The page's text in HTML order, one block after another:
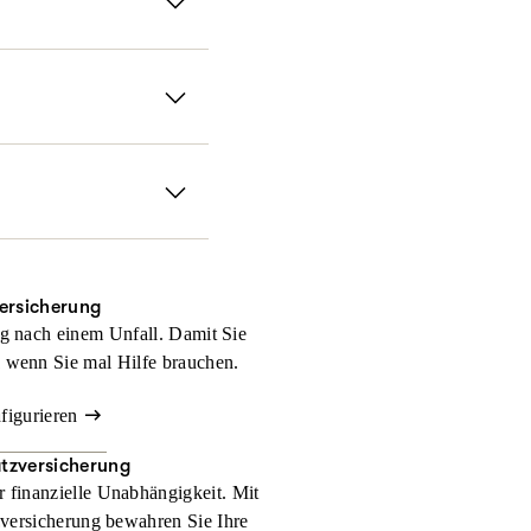
nicht denkt. Mit
nach einem Unfall. Damit Sie
Sie mal Hilfe brauchen.
finanzielle Unabhängigkeit. Mit
bewahren Sie Ihre